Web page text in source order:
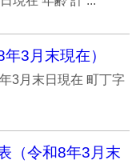
3月末現在）
3月末日現在 町丁字
（令和8年3月末